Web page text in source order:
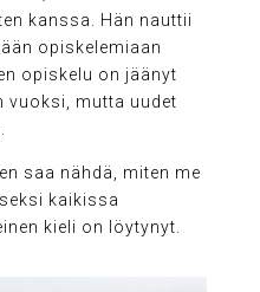
kanssa. Hän nauttii
opiskelemiaan
opiskelu on jäänyt
vuoksi, mutta uudet
saa nähdä, miten me
kaikissa
kieli on löytynyt.